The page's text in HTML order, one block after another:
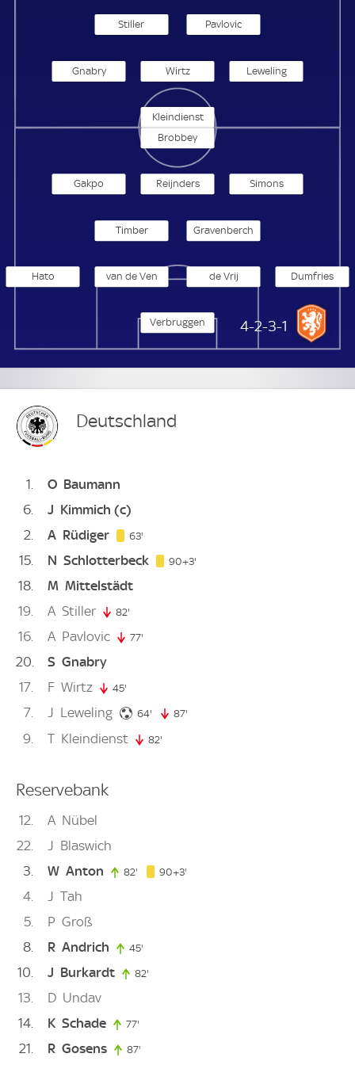
Stiller Pavlovic
Gnabry Wirtz Leweling
Kleindienst
Niederlande
4-2-3-1
Verbruggen
Dumfries
de Vrij
van de Ven
Hato
Gravenberch
Timber
Simons
Reijnders
Gakpo
Brobbey
Deutschland
1 O Baumann
6
J Kimmich (c)
2
A Rüdiger 63'
15 N Schlotterbeck 90+3'
18 M Mittelstädt
19
A Stiller 82'
16 A Pavlovic 77'
20 S Gnabry
17
F Wirtz 45'
7 J Leweling 64' 64. minute
87'
9 T Kleindienst 82'
Reservebank
12 A Nübel
22
J Blaswich
3
W Anton 82' 82. minute
90+3'
4 J Tah
5
P Groß
8
R Andrich 45'
10 J Burkardt 82'
13 D Undav
14
K Schade 77'
21 R Gosens 87'